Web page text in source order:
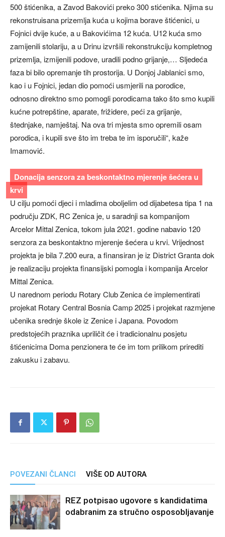
500 štićenika, a Zavod Bakovići preko 300 stićenika. Njima su
rekonstruisana prizemlja kuća u kojima borave štićenici, u
Fojnici dvije kuće, a u Bakovićima 12 kuća. U12 kuća smo
zamijenili stolariju, a u Drinu izvršili rekonstrukciju kompletnog
prizemlja, izmijenili podove, uradili podno grijanje,… Sljedeća
faza bi bilo opremanje tih prostorija. U Donjoj Jablanici smo,
kao i u Fojnici, jedan dio pomoći usmjerili na porodice,
odnosno direktno smo pomogli porodicama tako što smo kupili
kućne potrepštine, aparate, frižidere, peći za grijanje,
štednjake, namještaj. Na ova tri mjesta smo opremili osam
porodica, i kupili sve što im treba te im isporučili“, kaže
Imamović.
Donacija senzora za beskontaktno mjerenje šećera u
krvi
U cilju pomoći djeci i mladima oboljelim od dijabetesa tipa 1 na
području ZDK, RC Zenica je, u saradnji sa kompanijom
Arcelor Mittal Zenica, tokom jula 2021. godine nabavio 120
senzora za beskontaktno mjerenje šećera u krvi. Vrijednost
projekta je bila 7.200 eura, a finansiran je iz District Granta dok
je realizaciju projekta finansijski pomogla i kompanija Arcelor
Mittal Zenica.
U narednom periodu Rotary Club Zenica će implementirati
projekat Rotary Central Bosnia Camp 2025 i projekat razmjene
učenika srednje škole iz Zenice i Japana. Povodom
predstojećih praznika upriličit će i tradicionalnu posjetu
štićenicima Doma penzionera te će im tom prilikom prirediti
zakusku i zabavu.
POVEZANI ČLANCI VIŠE OD AUTORA
REZ potpisao ugovore s kandidatima
odabranim za stručno osposobljavanje